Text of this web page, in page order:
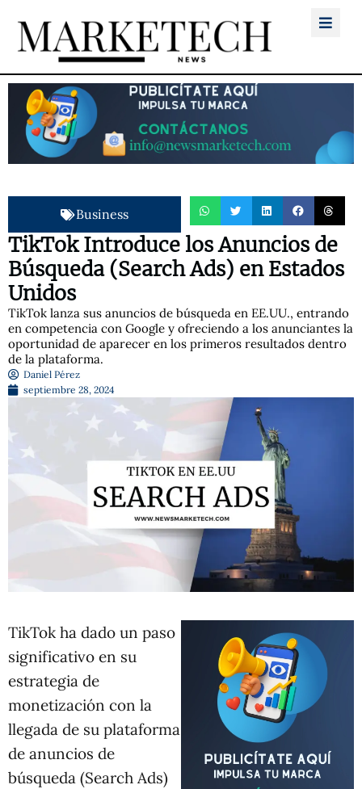
Business
TikTok Introduce los Anuncios de
Búsqueda (Search Ads) en Estados
Unidos
TikTok lanza sus anuncios de búsqueda en EE.UU., entrando
en competencia con Google y ofreciendo a los anunciantes la
oportunidad de aparecer en los primeros resultados dentro
de la plataforma.
Daniel Pérez
septiembre 28, 2024
TikTok ha dado un paso
significativo en su
estrategia de
monetización con la
llegada de su plataforma
de anuncios de
búsqueda (Search Ads)